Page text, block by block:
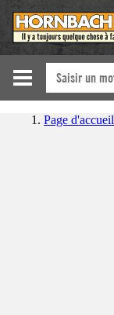
Page d'accueil